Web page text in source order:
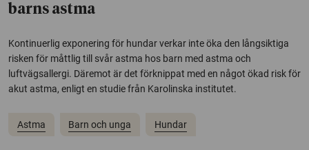
barns astma
Kontinuerlig exponering för hundar verkar inte öka den långsiktiga
risken för måttlig till svår astma hos barn med astma och
luftvägsallergi. Däremot är det förknippat med en något ökad risk för
akut astma, enligt en studie från Karolinska institutet.
Astma Barn och unga Hundar